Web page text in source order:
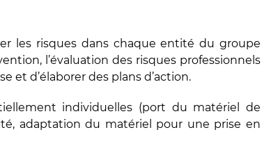
les risques dans chaque entité du groupe
l’évaluation des risques professionnels
et d’élaborer des plans d’action.
individuelles (port du matériel de
adaptation du matériel pour une prise en